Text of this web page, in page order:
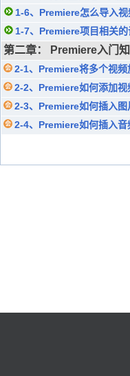
1-6、Premiere怎么导入视
1-7、Premiere项目相关
第二章： Premiere入门
2-1、Premiere将多个视频
2-2、Premiere如何添加视
2-3、Premiere如何插入图
2-4、Premiere如何插入音